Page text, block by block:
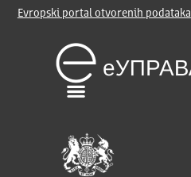
Evropski portal otvorenih podataka